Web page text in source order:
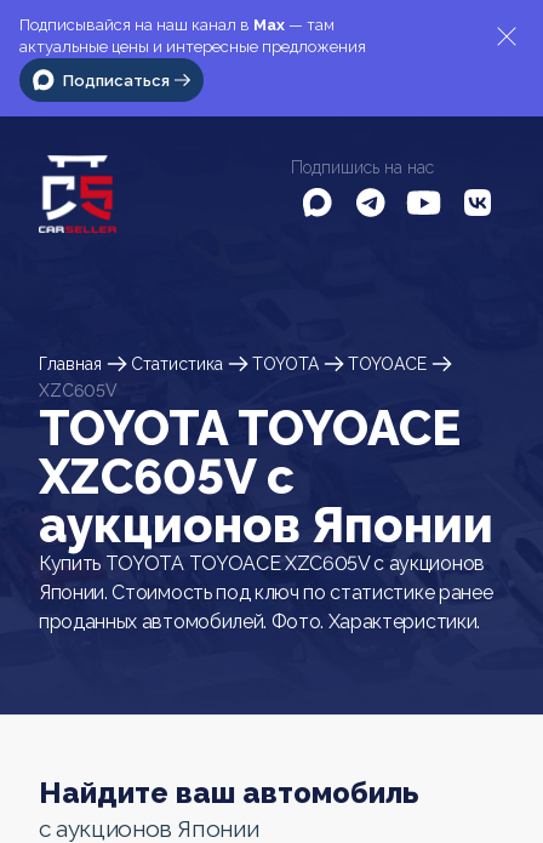
Подписывайся на наш канал в Max — там
актуальные цены и интересные предложения
Подписаться
Подпишись на нас
Главная Статистика TOYOTA
TOYOACE
XZC605V
TOYOTA TOYOACE
XZC605V c
аукционов Японии
Купить TOYOTA TOYOACE XZC605V с аукционов
Японии. Стоимость под ключ по статистике ранее
проданных автомобилей. Фото. Характеристики.
Найдите ваш автомобиль
с аукционов Японии